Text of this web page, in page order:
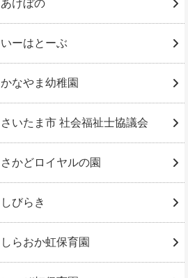
あけぼの
いーはとーぶ
かなやま幼稚園
さいたま市 社会福祉士協議会
さかどロイヤルの園
しびらき
しらおか虹保育園